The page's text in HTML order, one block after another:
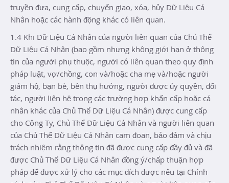
truyền đưa, cung cấp, chuyển giao, xóa, hủy Dữ Liệu Cá
Nhân hoặc các hành động khác có liên quan.
1.4 Khi Dữ Liệu Cá Nhân của người liên quan của Chủ Thể
Dữ Liệu Cá Nhân (bao gồm nhưng không giới hạn ở thông
tin của người phụ thuộc, người có liên quan theo quy định
pháp luật, vợ/chồng, con và/hoặc cha mẹ và/hoặc người
giám hộ, bạn bè, bên thụ hưởng, người được ủy quyền, đối
tác, người liên hệ trong các trường hợp khẩn cấp hoặc cá
nhân khác của Chủ Thể Dữ Liệu Cá Nhân) được cung cấp
cho Công Ty, Chủ Thể Dữ Liệu Cá Nhân và người liên quan
của Chủ Thể Dữ Liệu Cá Nhân cam đoan, bảo đảm và chịu
trách nhiệm rằng thông tin đã được cung cấp đầy đủ và đã
được Chủ Thể Dữ Liệu Cá Nhân đồng ý/chấp thuận hợp
pháp để được xử lý cho các mục đích được nêu tại Chính